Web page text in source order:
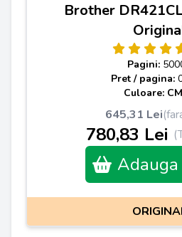
Brother
Pagini:
Pret / pagina:
Culoare:
645,31 Lei
780,83 Lei
Adauga